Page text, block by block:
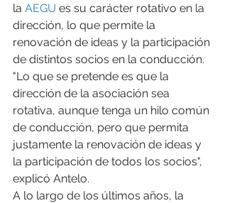
la AEGU es su carácter rotativo en la
dirección, lo que permite la
renovación de ideas y la participación
de distintos socios en la conducción.
"Lo que se pretende es que la
dirección de la asociación sea
rotativa, aunque tenga un hilo común
de conducción, pero que permita
justamente la renovación de ideas y
la participación de todos los socios",
explicó Antelo.
A lo largo de los últimos años, la